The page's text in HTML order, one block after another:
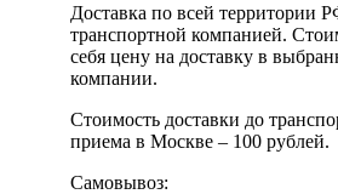
Доставка по всей территории
транспортной компанией.
себя цену на доставку в
компании.
Стоимость доставки до
приема в Москве – 100 рублей.
Самовывоз: